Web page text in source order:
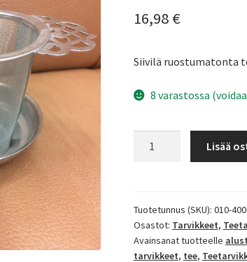
16,98 €
Siivilä ruostumatonta
8 varastossa
Lisää
Tuotetunnus (SKU): 010-
Osastot: Tarvikkeet,
Avainsanat tuotteelle
tarvikkeet, tee,